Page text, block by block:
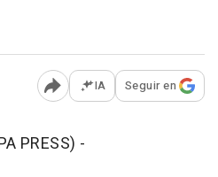
Abrir opciones para
IA Seguir en
PRESS) -